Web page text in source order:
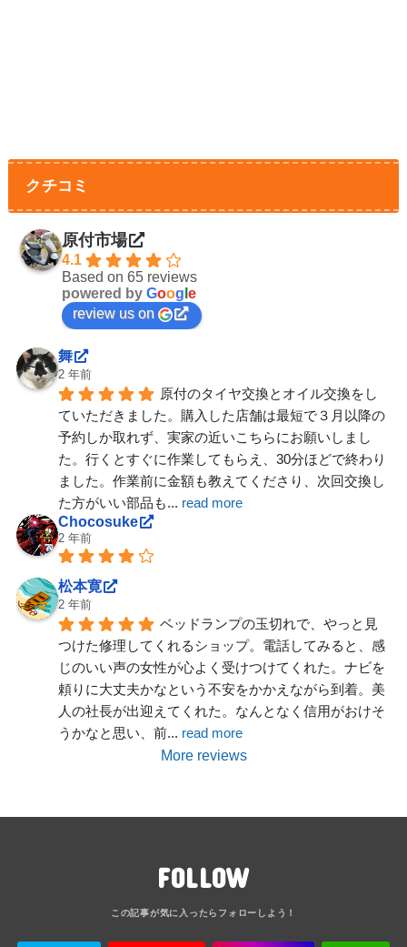
クチコミ
原付市場
4.1
Based on 65 reviews
powered by Goog e
review us on
舞
2 年前
原付のタイヤ交換とオイル交換をし
ていただきました。購入した店舗は最短で３月以降の
予約しか取れず、実家の近いこちらにお願いしまし
た。行くとすぐに作業してもらえ、30分ほどで終わり
ました。作業前に金額も教えてくださり、次回交換し
た方がいい部品も... read more
Chocosuke
2 年前
松本寛
2 年前
ベッドランプの玉切れで、やっと見
つけた修理してくれるショップ。電話してみると、感
じのいい声の女性が心よく受けつけてくれた。ナビを
頼りに大丈夫かなという不安をかかえながら到着。美
人の社長が出迎えてくれた。なんとなく信用がおけそ
うかなと思い、前... read more
More reviews
FOLLOW